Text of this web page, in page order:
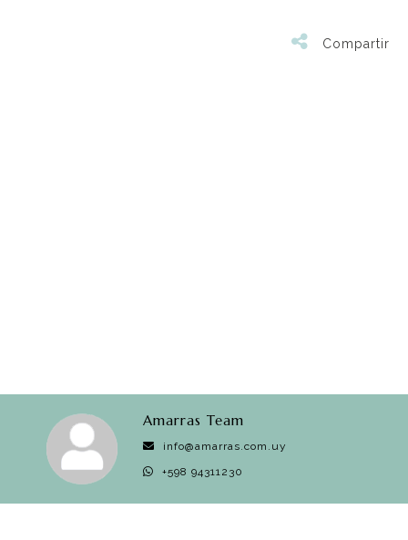
Compartir
Amarras Team
info@amarras.com.uy
+598 94311230